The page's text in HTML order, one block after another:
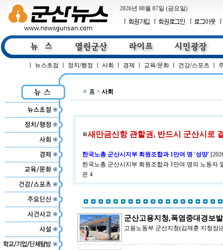
2026년 08월 07일 (금요일)
뉴스초점 정치/행정 사회 경제 교육/문화 건강/스포츠
홈 > 사회
새만금신항 관할권, 반드시 군산시로
한국노총 군산시지부 회원조합과 1만여 명 '성먕' [
한국노총 군산시지부 회원조합과 1만여 명의 노동자
은 4
군산고용지청,폭염중대경보
고용노동부 군산지청(김재훈 지청장